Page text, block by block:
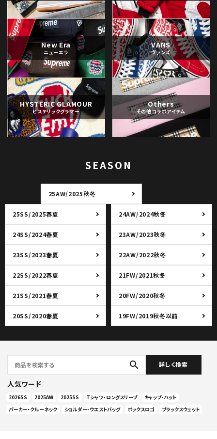
New Era
ニューエラ
VANS
ヴァンズ
HYSTERIC GLAMOUR
ヒステリックグラマー
Others
その他コラボアイテム
SEASON
25AW/2025秋冬
25SS/2025春夏 24AW/2024秋冬
24SS/2024春夏 23AW/2023秋冬
23SS/2023春夏 22AW/2022秋冬
22SS/2022春夏 21FW/2021秋冬
21SS/2021春夏 20FW/2020秋冬
20SS/2020春夏 19FW/2019秋冬以前
search 詳しく検索
人気ワード
2026SS 2025AW 2025SS Tシャツ・ロングスリーブ
キャップ・ハット
パーカー・クルーネック
ショルダー・ウエストバッグ ボックスロゴ ブラックスウェット